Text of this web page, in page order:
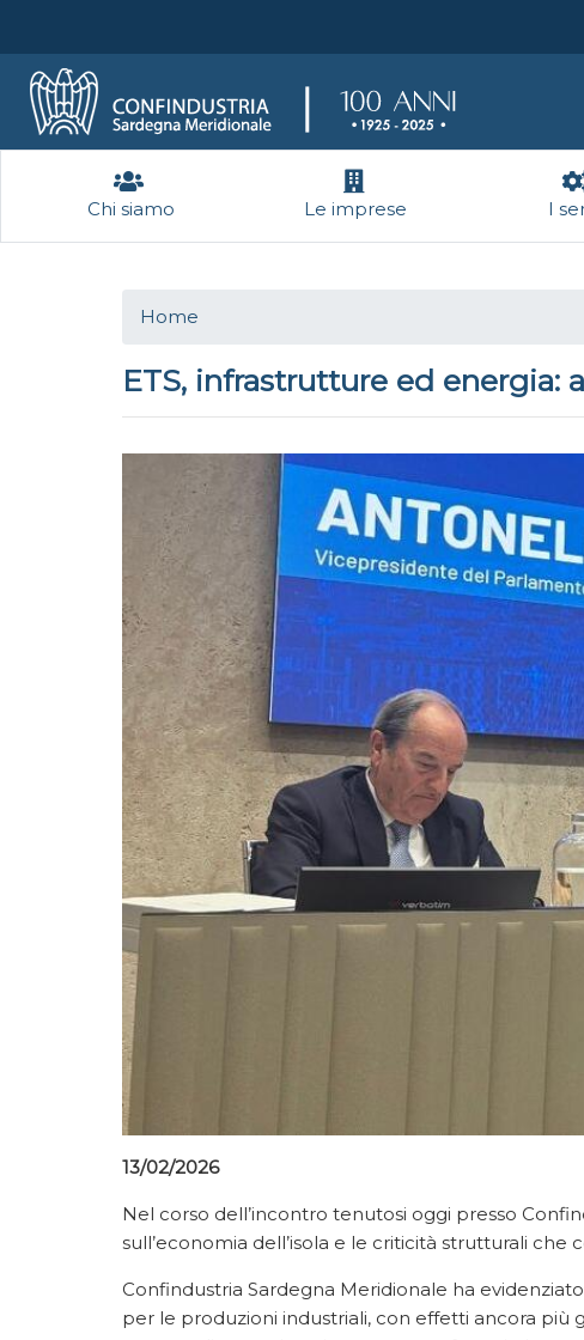
Chi siamo Le imprese I
Home
ETS, infrastrutture ed energia:
13/02/2026
Nel corso dell’incontro tenutosi oggi presso
sull’economia dell’isola e le criticità strutturali
Confindustria Sardegna Meridionale ha
per le produzioni industriali, con effetti ancora più